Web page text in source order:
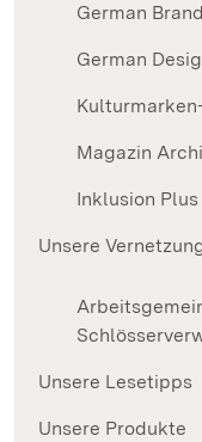
German
German
Magazin
Inklusion
Unsere
Unsere Lesetipps
Unsere Produkte